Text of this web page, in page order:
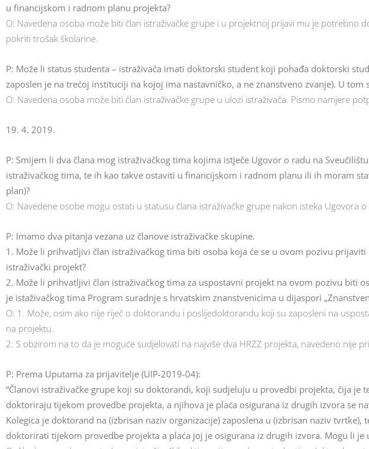
u financijskom i radnom planu projekta?
O: Navedena osoba može biti član istraživačke grupe i u projektnoj prijavi mu je
pokriti trošak školarine.
P: Može li status studenta – istraživača imati doktorski student koji pohađa doktorski
zaposlen je na trećoj instituciji na kojoj ima nastavničko, a ne znanstveno zvanje). U
O: Navedena osoba može biti član istraživačke grupe u ulozi istraživača. Pismo namjere
19. 4. 2019.
P: Smijem li dva člana mog istraživačkog tima kojima istječe Ugovor o radu na
istraživačkog tima, te ih kao takve ostaviti u financijskom i radnom planu ili ih moram
plan)?
O: Navedene osobe mogu ostati u statusu člana istraživačke grupe nakon isteka Ugovora
P: Imamo dva pitanja vezana uz članove istraživačke skupine.
1. Može li prihvatljivi član istraživačkog tima biti osoba koja će se u ovom pozivu
istraživački projekt?
2. Može li prihvatljivi član istraživačkog tima za uspostavni projekt na ovom pozivu biti
je istaživačkog tima Program suradnje s hrvatskim znanstvenicima u dijaspori
O: 1. Može, osim ako nije riječ o doktorandu i poslijedoktorandu koji su zaposleni na
na projektu.
2. S obzirom na to da je moguće sudjelovati na najviše dva HRZZ projekta, navedeno nije
P: Prema Uputama za prijavitelje (UIP-2019-04):
“Članovi istraživačke grupe koji su doktorandi, koji sudjeluju u provedbi projekta, čija je
doktoriraju tijekom provedbe projekta, a njihova je plaća osigurana iz drugih izvora se
Kolegica je doktorand na (izbrisan naziv organizacije) zaposlena u (izbrisan naziv
doktorirati tijekom provedbe projekta a plaća joj je osigurana iz drugih izvora. Mogu li je